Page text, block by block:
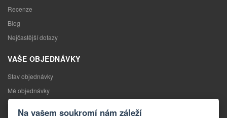
Recenze
Blog
Nejčastější dotazy
VAŠE OBJEDNÁVKY
Stav objednávky
Mé objednávky
Výměna zboží
Na vašem soukromí nám záleží